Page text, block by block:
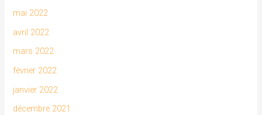
mai 2022
avril 2022
mars 2022
février 2022
janvier 2022
décembre 2021